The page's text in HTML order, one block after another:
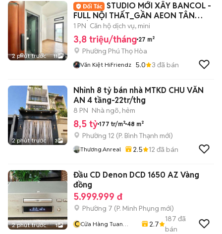
2 phút trước 11
STUDIO MỚI XÂY BANCOL -
FULL NỘI THẤT_GẦN AEON TÂN
PHÚ, ĐH HUIT, VHU🎉
1 PN Căn hộ dịch vụ, mini
3,8 triệu/tháng 27 m²
Phường Phú Thọ Hòa
Văn Kiệt HiFriendz 5.0 3 đã bán
2 phút trước 3
Nhỉnh 8 tỷ bán nhà MTKD CHU VĂN
AN 4 tầng-22tr/thg
8 PN Nhà ngõ, hẻm
8,5 tỷ 177 tr/m² 48 m²
Phường 12 (P. Bình Thạnh mới)
Thương.anreal 2.5 12 đã bán
2 phút trước 1
Đầu CD Denon DCD 1650 AZ Vàng
đồng
5.999.999 đ
Phường 7 (P. Minh Phụng mới)
CCửa Hàng Tuan
2.7
187 đã
bán